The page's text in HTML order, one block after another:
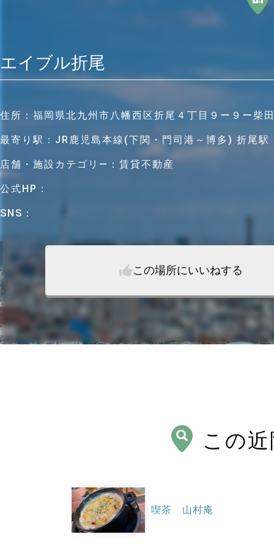
エイブル折尾
住所： 福岡県北九州市八幡西区折尾４丁目９ー９ー柴
最寄り駅： JR鹿児島本線(下関・門司港～博多) 折尾駅
店舗・施設カテゴリ―： 賃貸不動産
公式HP：
SNS：
この場所にいいねする
この
喫茶 山村庵